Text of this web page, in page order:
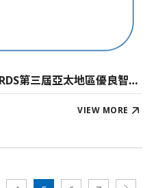
[協會公告] 2019 TIBA AWARDS第三屆亞太地區優良智慧綠建築暨系統產品獎-台灣初選」頒獎典禮暨作品發表會相關報導(一)
VIEW MORE